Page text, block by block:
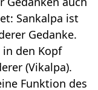
Sankalpa ist
Gedanke.
den Kopf
(Vikalpa).
Funktion des